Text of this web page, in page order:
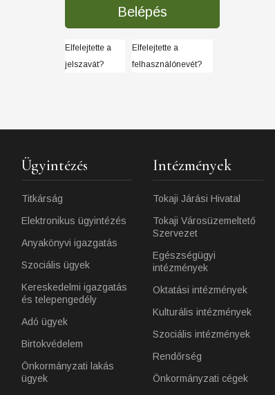
Belépés
Elfelejtette a
jelszavát?
Elfelejtette a
felhasználónevét?
Ügyintézés
Titkárság
Elektronikus ügyintézés
Anyakönyvi igazgatás
Szociális ügyek
Kereskedelmi igazgatás
és telepengedély
Adó ügyek
Birtokvédelem
Önkormányzati lakás
ügyek
Intézmények
Tokaji Járási Hivatal
Tokaji Városüzemeltető
Szervezet
Egészségügyi
intézmények
Oktatási intézmények
Kulturális intézmények
Szociális intézmények
Rendőrség
Önkormányzati cégek